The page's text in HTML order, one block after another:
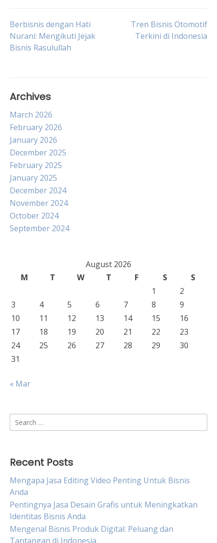
Post
navigation
Berbisnis dengan Hati
Nurani: Mengikuti Jejak
Bisnis Rasulullah
Tren Bisnis Otomotif
Terkini di Indonesia
Archives
March 2026
February 2026
January 2026
December 2025
February 2025
January 2025
December 2024
November 2024
October 2024
September 2024
August 2026
M
T W T F S
S
1
2
3
4 5 6 7 8
9
10
11 12 13 14 15
16
17
18 19 20 21 22
23
24
25 26 27 28 29
30
31
« Mar
Search
for:
Recent Posts
Mengapa Jasa Editing Video Penting Untuk Bisnis
Anda
Pentingnya Jasa Desain Grafis untuk Meningkatkan
Identitas Bisnis Anda
Mengenal Bisnis Produk Digital: Peluang dan
Tantangan di Indonesia